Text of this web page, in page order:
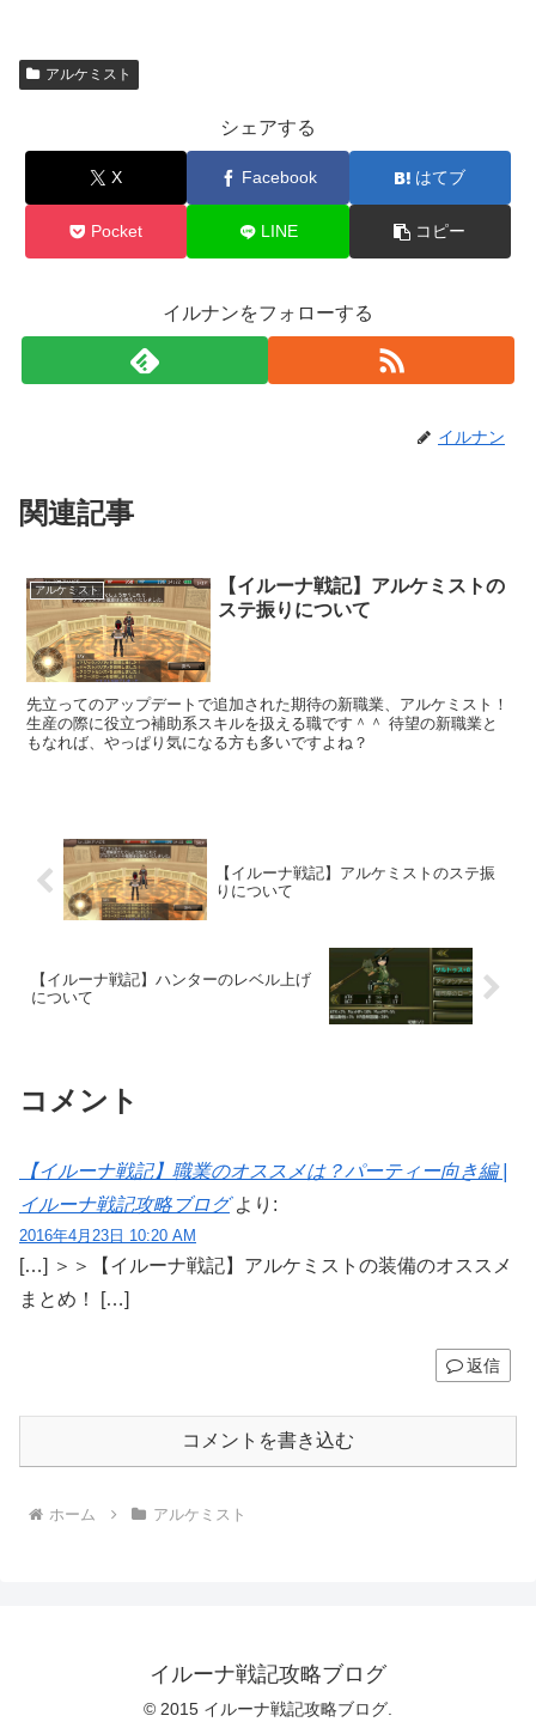
アルケミスト
シェアする
X Facebook はてブ
Pocket LINE コピー
イルナンをフォローする
イルナン
関連記事
アルケミスト
【イルーナ戦記】アルケミストの
ステ振りについて
先立ってのアップデートで追加された期待の新職業、アルケミスト！
生産の際に役立つ補助系スキルを扱える職です＾＾ 待望の新職業と
もなれば、やっぱり気になる方も多いですよね？
【イルーナ戦記】アルケミストのステ振
りについて
【イルーナ戦記】ハンターのレベル上げ
について
コメント
【イルーナ戦記】職業のオススメは？パーティー向き編 |
イルーナ戦記攻略ブログ より:
2016年4月23日 10:20 AM
[…] ＞＞【イルーナ戦記】アルケミストの装備のオススメ
まとめ！ […]
返信
コメントを書き込む
ホーム アルケミスト
イルーナ戦記攻略ブログ
© 2015 イルーナ戦記攻略ブログ.